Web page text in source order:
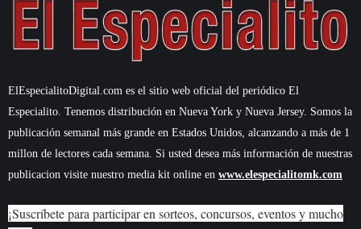
ElEspecialitoDigital.com es el sitio web oficial del periódico El
Especialito. Tenemos distribución en Nueva York y Nueva Jersey. Somos la
publicación semanal más grande en Estados Unidos, alcanzando a más de 1
millon de lectores cada semana. Si usted desea más información de nuestras
publicacion visite nuestro media kit online en www.elespecialitomk.com
¡Suscríbete para participar en sorteos, concursos, eventos y mucho